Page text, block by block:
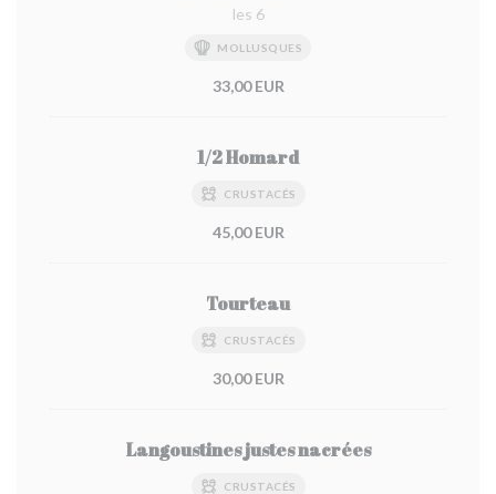
les 6
MOLLUSQUES
33,00 EUR
1/2 Homard
CRUSTACÉS
45,00 EUR
Tourteau
CRUSTACÉS
30,00 EUR
Langoustines justes nacrées
CRUSTACÉS